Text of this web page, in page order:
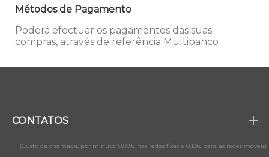
Métodos de Pagamento
Poderá efectuar os pagamentos das suas
compras, através de referência Multibanco
CONTATOS
(Custo da chamada, por minuto: 0,09€ nas redes fixas e 0,13€ para as redes móveis)